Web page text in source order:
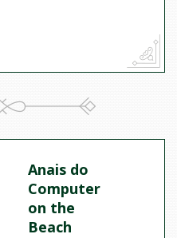
Anais do
Computer
on the
Beach